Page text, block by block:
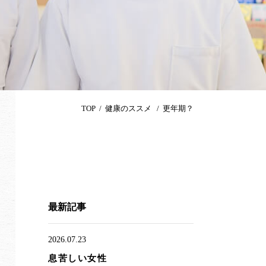
TOP 健康のススメ 更年期？
最新記事
2026.07.23
息苦しい女性